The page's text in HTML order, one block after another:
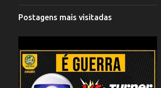
Postagens mais visitadas